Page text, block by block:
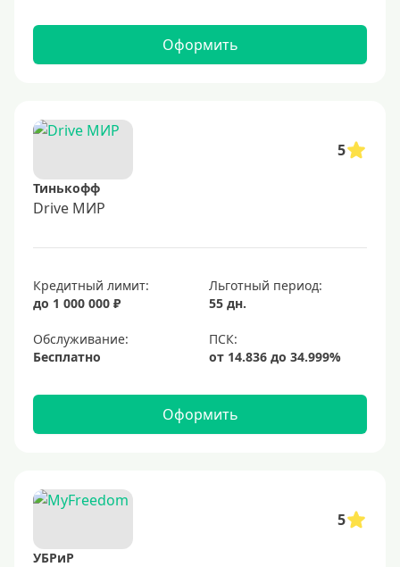
Оформить
5
Тинькофф
Drive МИР
Кредитный лимит:
до 1 000 000 ₽
Льготный период:
55 дн.
Обслуживание:
Бесплатно
Оформить
5
УБРиР